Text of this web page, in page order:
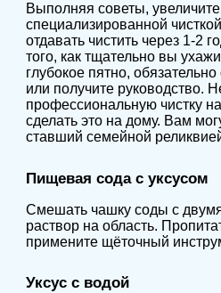
Выполняя советы,
специализированной
отдавать чистить через 1-2
того, как тщательно вы
глубокое пятно,
или получите руководство.
профессиональную чистку
сделать это на дому. Вам
ставший семейной
Пищевая сода с уксусом
Смешать чашку соды с
раствор на область.
примените щёточный
Уксус с водой